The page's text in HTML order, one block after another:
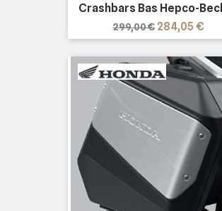
Crashbars Bas Hepco-
Prix
de
base
299,00 € Prix
284,05 €